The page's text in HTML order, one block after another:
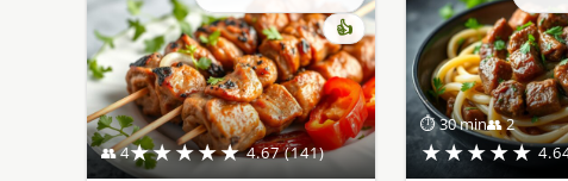
👥 4★★★★★ 4.67 (141)
👍
⏱ 30 min👥 2
★★★★★